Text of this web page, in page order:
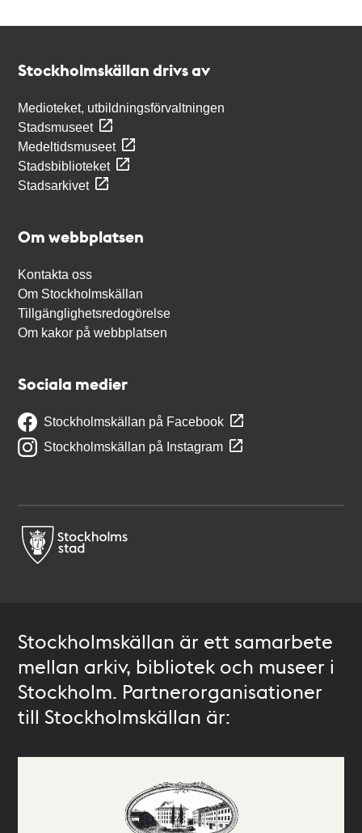
Stockholmskällan drivs av
Medioteket, utbildningsförvaltningen
Stadsmuseet
Medeltidsmuseet
Stadsbiblioteket
Stadsarkivet
Om webbplatsen
Kontakta oss
Om Stockholmskällan
Tillgänglighetsredogörelse
Om kakor på webbplatsen
Sociala medier
Stockholmskällan på Facebook
Stockholmskällan på Instagram
Stockholmskällan är ett samarbete
mellan arkiv, bibliotek och museer i
Stockholm. Partnerorganisationer
till Stockholmskällan är: